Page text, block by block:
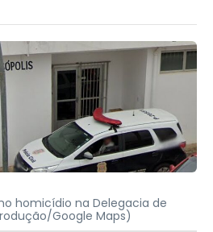
homicídio na Delegacia de
Google Maps)